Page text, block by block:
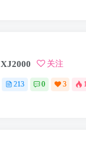
XJ2000 关注
213 0 3